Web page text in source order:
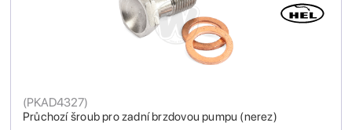
Průchozí šroub pro zadní brzdovou pumpu (nerez)
(PKAD4327)